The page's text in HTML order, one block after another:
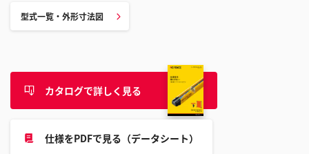
型式一覧・外形寸法図
カタログで詳しく見る
仕様をPDFで見る（データシート）